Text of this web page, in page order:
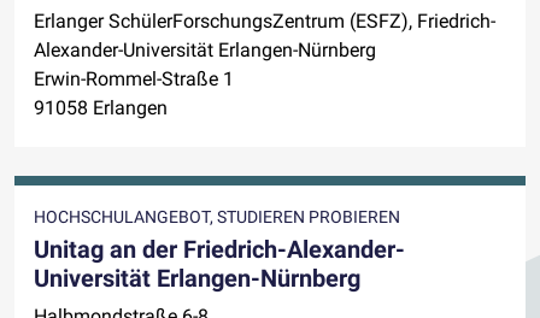
Erlanger SchülerForschungsZentrum (ESFZ), Friedrich-
Alexander-Universität Erlangen-Nürnberg
Erwin-Rommel-Straße 1
91058 Erlangen
HOCHSCHULANGEBOT, STUDIEREN PROBIEREN
Unitag an der Friedrich-Alexander-
Universität Erlangen-Nürnberg